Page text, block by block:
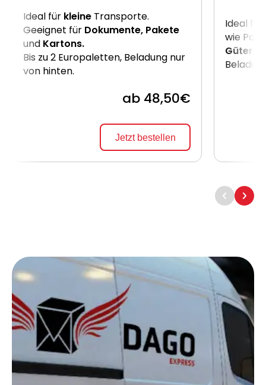
Ideal für kleine Transporte.
Geeignet für Dokumente, Pakete
und Kartons.
Bis zu 2 Europaletten, Beladung nur
von hinten.
ab 48,50€
Jetzt bestellen
Ideal für
wie
Güter